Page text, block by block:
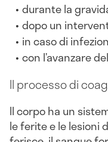
durante la
dopo un
in caso di
con l’avanzare
Il processo di
Il corpo ha un
le ferite e le lesioni